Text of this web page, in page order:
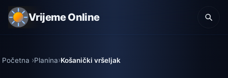
Vrijeme Online
Početna Planina Košanički vršeljak